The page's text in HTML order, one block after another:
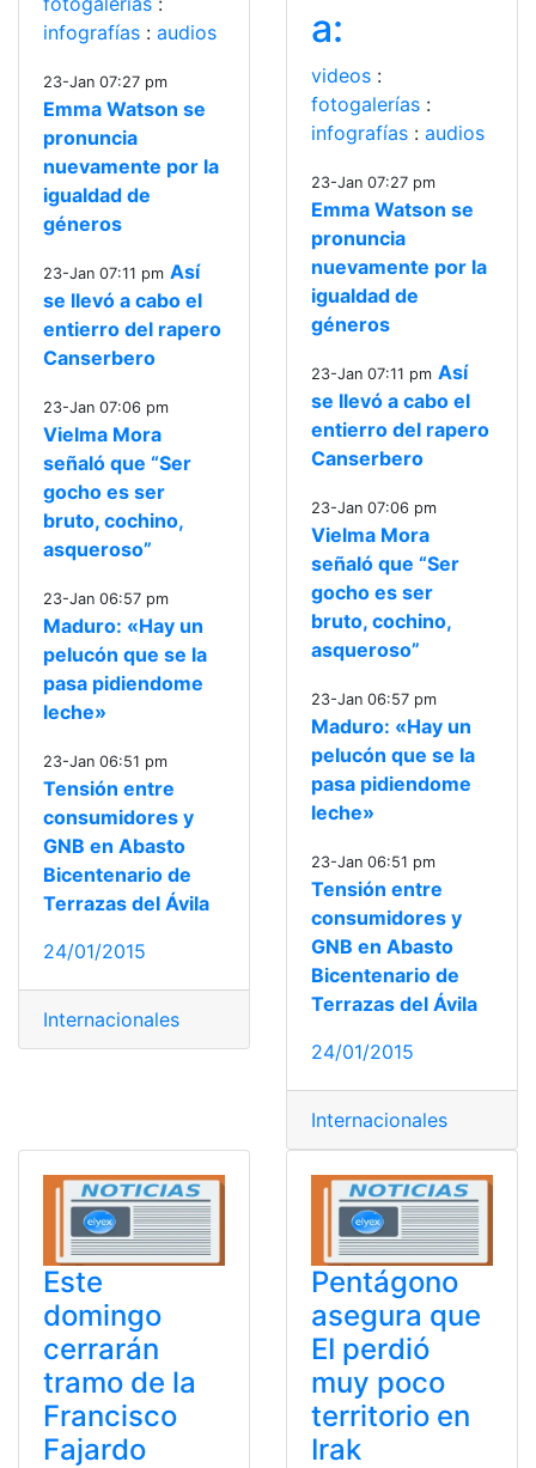
infografías : audios
23-Jan 07:27 pm
Emma Watson se
pronuncia
nuevamente por la
igualdad de
géneros
23-Jan 07:11 pm Así
se llevó a cabo el
entierro del rapero
Canserbero
23-Jan 07:06 pm
Vielma Mora
señaló que “Ser
gocho es ser
bruto, cochino,
asqueroso”
23-Jan 06:57 pm
Maduro: «Hay un
pelucón que se la
pasa pidiendome
leche»
23-Jan 06:51 pm
Tensión entre
consumidores y
GNB en Abasto
Bicentenario de
Terrazas del Ávila
24/01/2015
Internacionales
a:
videos :
fotogalerías :
infografías : audios
23-Jan 07:27 pm
Emma Watson se
pronuncia
nuevamente por la
igualdad de
géneros
23-Jan 07:11 pm Así
se llevó a cabo el
entierro del rapero
Canserbero
23-Jan 07:06 pm
Vielma Mora
señaló que “Ser
gocho es ser
bruto, cochino,
asqueroso”
23-Jan 06:57 pm
Maduro: «Hay un
pelucón que se la
pasa pidiendome
leche»
23-Jan 06:51 pm
Tensión entre
consumidores y
GNB en Abasto
Bicentenario de
Terrazas del Ávila
24/01/2015
Internacionales
Este
domingo
cerrarán
tramo de la
Francisco
Fajardo
Pentágono
asegura que
EI perdió
muy poco
territorio en
Irak